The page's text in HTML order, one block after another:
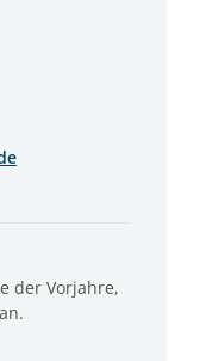
der Vorjahre,